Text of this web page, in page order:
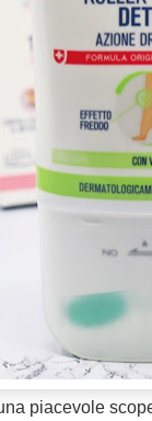
piacevole